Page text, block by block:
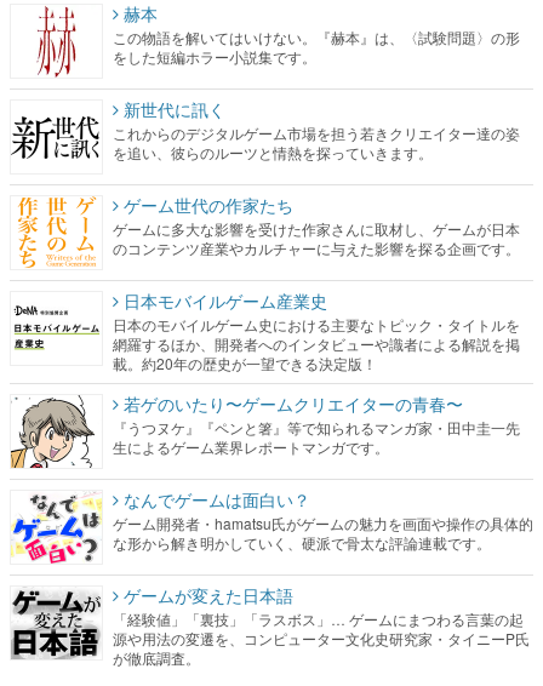
赫本
この物語を解いてはいけない。『赫本』は、〈試験問題〉の形
をした短編ホラー小説集です。
新世代に訊く
これからのデジタルゲーム市場を担う若きクリエイター達の姿
を追い、彼らのルーツと情熱を探っていきます。
ゲーム世代の作家たち
ゲームに多大な影響を受けた作家さんに取材し、ゲームが日本
のコンテンツ産業やカルチャーに与えた影響を探る企画です。
日本モバイルゲーム産業史
日本のモバイルゲーム史における主要なトピック・タイトルを
網羅するほか、開発者へのインタビューや識者による解説を掲
載。約20年の歴史が一望できる決定版！
若ゲのいたり〜ゲームクリエイターの青春〜
『うつヌケ』『ペンと箸』等で知られるマンガ家・田中圭一先
生によるゲーム業界レポートマンガです。
なんでゲームは面白い？
ゲーム開発者・hamatsu氏がゲームの魅力を画面や操作の具体的
な形から解き明かしていく、硬派で骨太な評論連載です。
ゲームが変えた日本語
「経験値」「裏技」「ラスボス」… ゲームにまつわる言葉の起
源や用法の変遷を、コンピューター文化史研究家・タイニーP氏
が徹底調査。